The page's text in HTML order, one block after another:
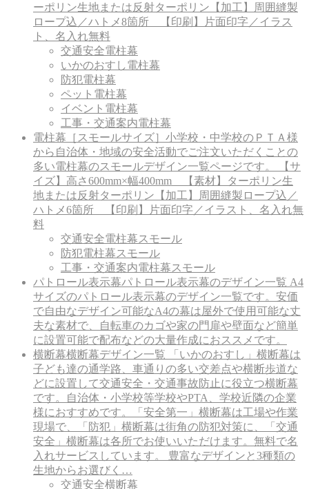
ーポリン生地または反射ターポリン【加工】周囲縫製
ロープ込／ハトメ8箇所 【印刷】片面印字／イラス
ト、名入れ無料
交通安全電柱幕
いかのおすし電柱幕
防犯電柱幕
ペット電柱幕
イベント電柱幕
工事・交通案内電柱幕
電柱幕［スモールサイズ］ 小学校・中学校のＰＴＡ様
から自治体・地域の安全活動でご注文いただくことの
多い電柱幕のスモールデザイン一覧ページです。 【サ
イズ】高さ600mm×幅400mm 【素材】ターポリン生
地または反射ターポリン【加工】周囲縫製ロープ込／
ハトメ6箇所 【印刷】片面印字／イラスト、名入れ無
料
交通安全電柱幕スモール
防犯電柱幕スモール
工事・交通案内電柱幕スモール
パトロール表示幕パトロール表示幕のデザイン一覧 A4
サイズのパトロール表示幕のデザイン一覧です。安価
で自由なデザイン可能なA4の幕は屋外で使用可能な丈
夫な素材で、自転車のカゴや家の門扉や壁面など簡単
に設置可能で配布などの大量作成におススメです。
横断幕横断幕デザイン一覧 「いかのおすし」横断幕は
子ども達の通学路、車通りの多い交差点や横断歩道な
どに設置して交通安全・交通事故防止に役立つ横断幕
です。自治体・小学校等学校やPTA、学校近隣の企業
様におすすめです。「安全第一」横断幕は工場や作業
現場で、「防犯」横断幕は街角の防犯対策に、「交通
安全」横断幕は各所でお使いいただけます。無料で名
入れサービスしています。 豊富なデザインと3種類の
生地からお選びく…
交通安全横断幕